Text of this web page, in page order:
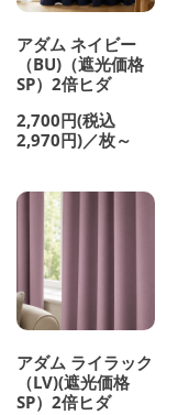
アダム ネイビー
（BU)（遮光価格
SP）2倍ヒダ
2,700円(税込
2,970円)／枚～
アダム ライラック
（LV)(遮光価格
SP）2倍ヒダ